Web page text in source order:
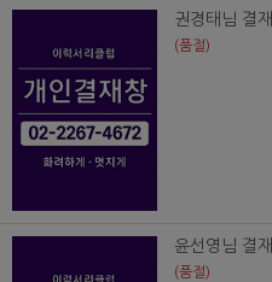
권경태님 결재
(품절)
윤선영님 결재
(품절)